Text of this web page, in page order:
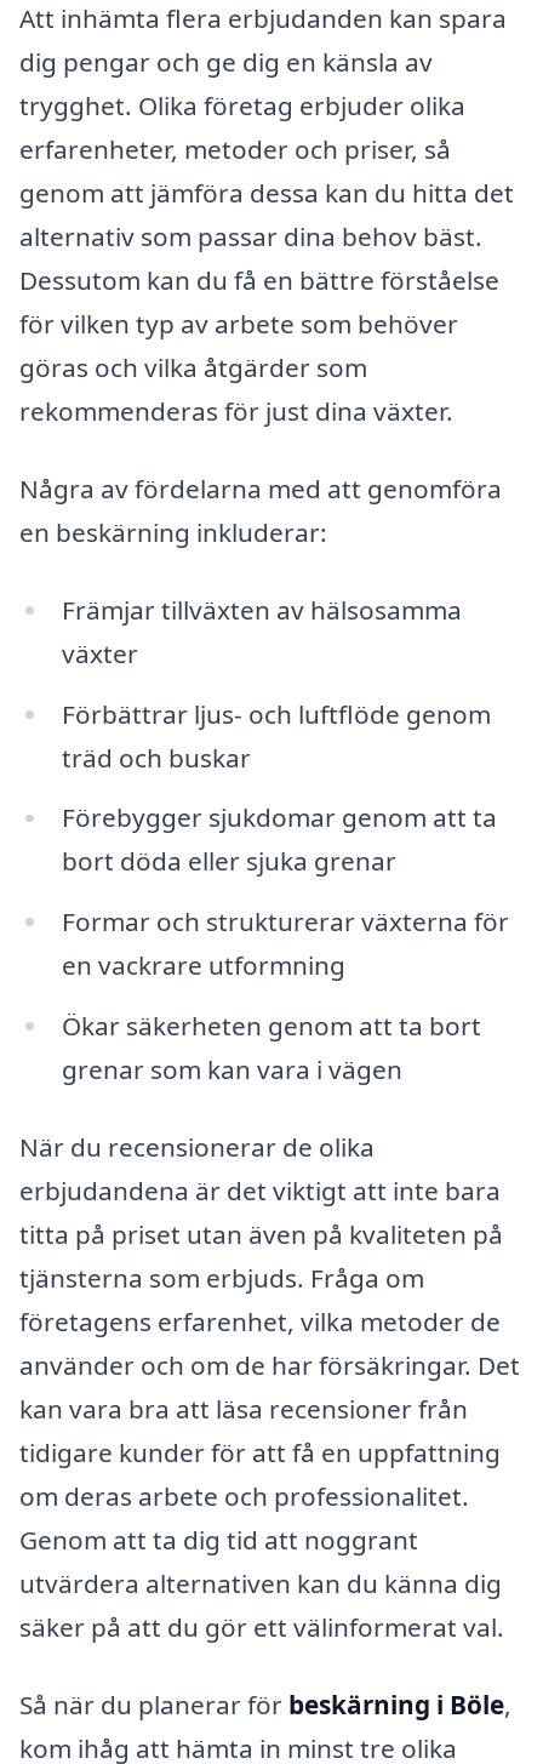
Att inhämta flera erbjudanden kan spara
dig pengar och ge dig en känsla av
trygghet. Olika företag erbjuder olika
erfarenheter, metoder och priser, så
genom att jämföra dessa kan du hitta det
alternativ som passar dina behov bäst.
Dessutom kan du få en bättre förståelse
för vilken typ av arbete som behöver
göras och vilka åtgärder som
rekommenderas för just dina växter.
Några av fördelarna med att genomföra
en beskärning inkluderar:
Främjar tillväxten av hälsosamma
växter
Förbättrar ljus- och luftflöde genom
träd och buskar
Förebygger sjukdomar genom att ta
bort döda eller sjuka grenar
Formar och strukturerar växterna för
en vackrare utformning
Ökar säkerheten genom att ta bort
grenar som kan vara i vägen
När du recensionerar de olika
erbjudandena är det viktigt att inte bara
titta på priset utan även på kvaliteten på
tjänsterna som erbjuds. Fråga om
företagens erfarenhet, vilka metoder de
använder och om de har försäkringar. Det
kan vara bra att läsa recensioner från
tidigare kunder för att få en uppfattning
om deras arbete och professionalitet.
Genom att ta dig tid att noggrant
utvärdera alternativen kan du känna dig
säker på att du gör ett välinformerat val.
Så när du planerar för beskärning i Böle,
kom ihåg att hämta in minst tre olika